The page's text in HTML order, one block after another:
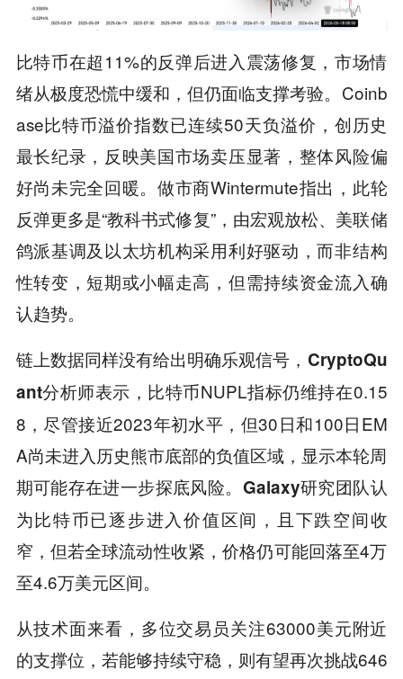
比特币在超11%的反弹后进入震荡修复，市场情
绪从极度恐慌中缓和，但仍面临支撑考验。Coinb
ase比特币溢价指数已连续50天负溢价，创历史
最长纪录，反映美国市场卖压显著，整体风险偏
好尚未完全回暖。做市商Wintermute指出，此轮
反弹更多是“教科书式修复”，由宏观放松、美联储
鸽派基调及以太坊机构采用利好驱动，而非结构
性转变，短期或小幅走高，但需持续资金流入确
认趋势。
链上数据同样没有给出明确乐观信号， CryptoQu
ant分析师表示，比特币NUPL指标仍维持在0.15
8，尽管接近2023年初水平，但30日和100日EM
A尚未进入历史熊市底部的负值区域，显示本轮周
期可能存在进一步探底风险。 Galaxy研究团队认
为比特币已逐步进入价值区间，且下跌空间收
窄，但若全球流动性收紧，价格仍可能回落至4万
至4.6万美元区间。
从技术面来看，多位交易员关注63000美元附近
的支撑位，若能够持续守稳，则有望再次挑战646